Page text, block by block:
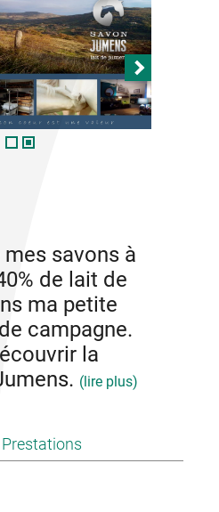
savons à
de lait de
ma petite
campagne.
la
(lire plus)
pour les chevaux.
vos achats sur ma
Prestations